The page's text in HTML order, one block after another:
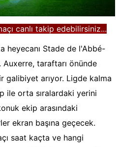
canlı takip edebilirsiniz...
heyecanı Stade de l'Abbé-
taraftarı önünde
galibiyet arıyor. Ligde kalma
ile orta sıralardaki yerini
ekip arasındaki
ekran başına geçecek.
saat kaçta ve hangi